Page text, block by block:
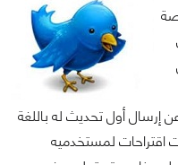
إرسال أول تحديث له باللغة
اقتراحات لمستخدميه